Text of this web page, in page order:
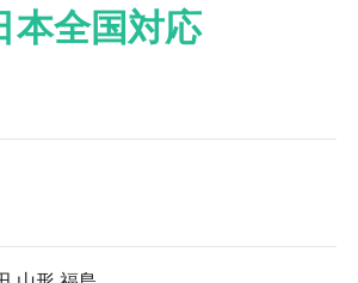
本全国対応